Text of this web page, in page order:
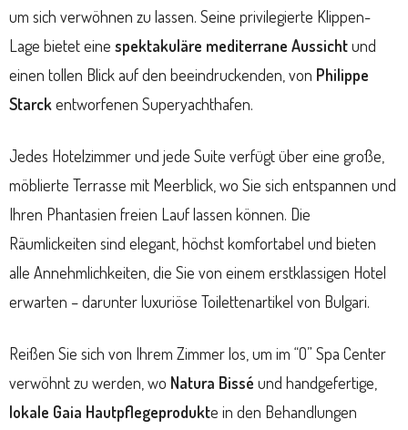
um sich verwöhnen zu lassen. Seine privilegierte Klippen-
Lage bietet eine spektakuläre mediterrane Aussichtund
einen tollen Blick auf den beeindruckenden, von Philippe
Starckentworfenen Superyachthafen.
Jedes Hotelzimmer und jede Suite verfügt über eine große,
möblierte Terrasse mit Meerblick, wo Sie sich entspannen und
Ihren Phantasien freien Lauf lassen können. Die
Räumlickeiten sind elegant, höchst komfortabel und bieten
alle Annehmlichkeiten, die Sie von einem erstklassigen Hotel
erwarten – darunter luxuriöse Toilettenartikel von Bulgari.
Reißen Sie sich von Ihrem Zimmer los, um im “O” Spa Center
verwöhnt zu werden, wo Natura Bissé und handgefertige,
lokale Gaia Hautpflegeprodukte in den Behandlungen